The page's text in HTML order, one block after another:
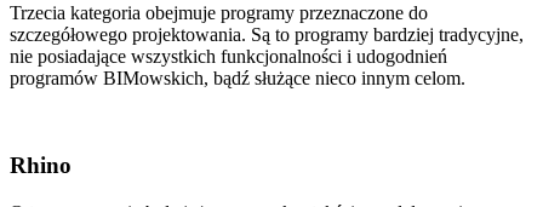
Trzecia kategoria obejmuje programy przeznaczone do
szczegółowego projektowania. Są to programy bardziej tradycyjne,
nie posiadające wszystkich funkcjonalności i udogodnień
programów BIMowskich, bądź służące nieco innym celom.
Rhino